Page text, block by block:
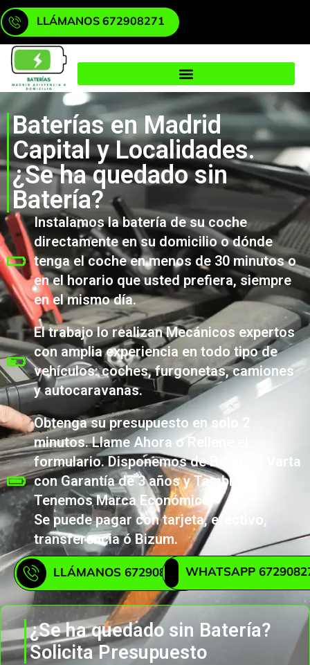
LLÁMANOS 672908271
Baterías en Madrid
Capital y Localidades.
¿Se ha quedado sin
Batería?
Instalamos la batería de su coche
directamente en su domicilio o dónde
tenga el coche en menos de 30 minutos o
en el horario que usted prefiera, siempre
en el mismo día.
El trabajo lo realizan Mecánicos expertos
con amplia experiencia en todo tipo de
vehículos: coches, furgonetas, camiones
y autocaravanas.
Obtenga su presupuesto en solo 2
minutos. Llame Ahora o Rellene el
formulario. Disponemos de Baterías Varta
con Garantía de 3 años y También
Tenemos Marca Económica.
Se puede pagar con tarjeta, efectivo,
transferencia ó Bizum.
LLÁMANOS 672908271WHATSAPP
¿Se ha quedado sin Batería?
Solicita Presupuesto